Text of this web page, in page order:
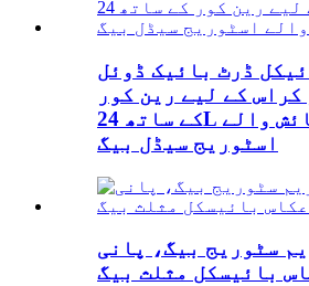
ڈرٹ بائیک ڈوئل
کراس کے لیے رین کور
کے ساتھ 24L بڑی گنجائش والے
اسٹوریج سیڈل بیگ
سٹوریج بیگ، پانی
بائیسکل مثلث بیگ